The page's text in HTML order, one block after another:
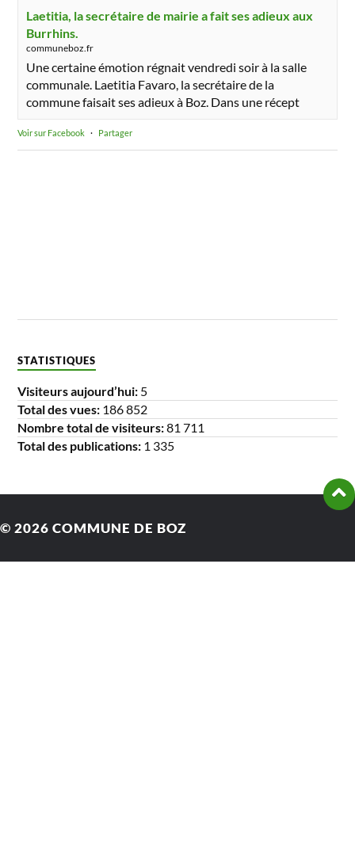
Laetitia, la secrétaire de mairie a fait ses adieux aux
Burrhins.
communeboz.fr
Une certaine émotion régnait vendredi soir à la salle
communale. Laetitia Favaro, la secrétaire de la
commune faisait ses adieux à Boz. Dans une récept
Voir sur Facebook · Partager
STATISTIQUES
Visiteurs aujourd’hui: 5
Total des vues: 186 852
Nombre total de visiteurs:81 711
Total des publications: 1 335
© 2026 COMMUNE DE BOZ